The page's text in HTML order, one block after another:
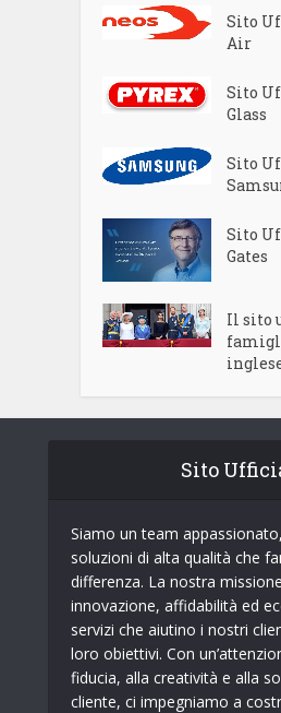
Sito
Air
Sito
Glass
Sito
Sito
Gates
Il sito
Sito
Siamo un team
soluzioni di alta qualità che
differenza. La nostra
innovazione, affidabilità ed
servizi che aiutino i nostri
loro obiettivi. Con
fiducia, alla creatività e alla
cliente, ci impegniamo a